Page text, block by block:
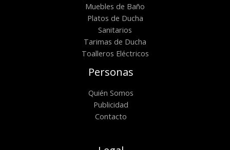
Muebles de Baño
Platos de Ducha
Sanitarios
Tarimas de Ducha
Toalleros Eléctricos
Personas
Quién Somos
Publicidad
Contacto